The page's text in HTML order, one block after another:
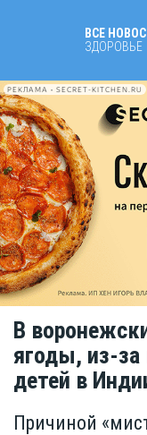
ВСЕ
ЗДОРОВЬЕ
РЕКЛАМА • SECRET-KITCHEN.RU
В
ягоды, из-за
детей в
Причиной